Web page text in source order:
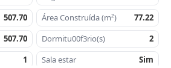
507.70 Área Construída (m²)
77.22
507.70 Dormitu00f3rio(s)
2
1 Sala estar
Sim